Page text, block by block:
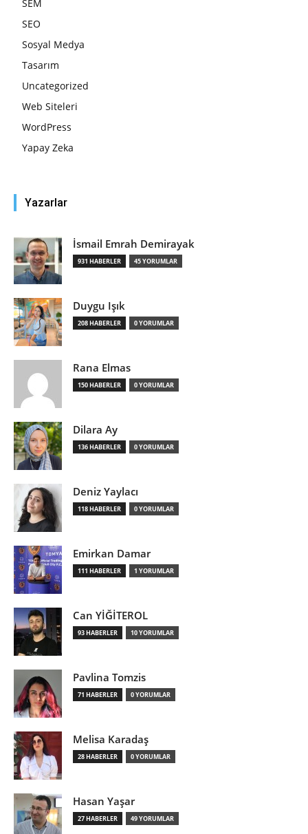
SEM
SEO
Sosyal Medya
Tasarım
Uncategorized
Web Siteleri
WordPress
Yapay Zeka
Yazarlar
İsmail Emrah Demirayak
931 HABERLER 45 YORUMLAR
Duygu Işık
208 HABERLER 0 YORUMLAR
Rana Elmas
150 HABERLER 0 YORUMLAR
Dilara Ay
136 HABERLER 0 YORUMLAR
Deniz Yaylacı
118 HABERLER 0 YORUMLAR
Emirkan Damar
111 HABERLER 1 YORUMLAR
Can YİĞİTEROL
93 HABERLER 10 YORUMLAR
Pavlina Tomzis
71 HABERLER 0 YORUMLAR
Melisa Karadaş
28 HABERLER 0 YORUMLAR
Hasan Yaşar
27 HABERLER 49 YORUMLAR